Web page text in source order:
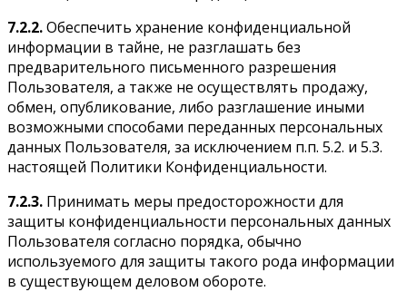
7.2.2.Обеспечить хранение конфиденциальной
информации в тайне, не разглашать без
предварительного письменного разрешения
Пользователя, а также не осуществлять продажу,
обмен, опубликование, либо разглашение иными
возможными способами переданных персональных
данных Пользователя, за исключением п.п. 5.2. и 5.3.
настоящей Политики Конфиденциальности.
7.2.3. Принимать меры предосторожности для
защиты конфиденциальности персональных данных
Пользователя согласно порядка, обычно
используемого для защиты такого рода информации
в существующем деловом обороте.